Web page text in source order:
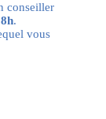
conseiller
.
vous